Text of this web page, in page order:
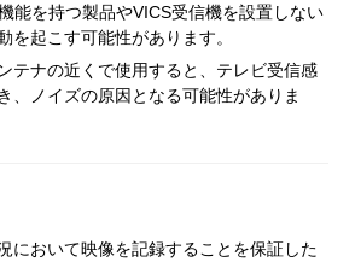
能を持つ製品やVICS受信機を設置しない
を起こす可能性があります。
テナの近くで使用すると、テレビ受信感
、ノイズの原因となる可能性がありま
において映像を記録することを保証した